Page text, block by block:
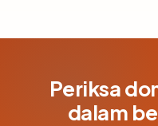
Periksa
dalam